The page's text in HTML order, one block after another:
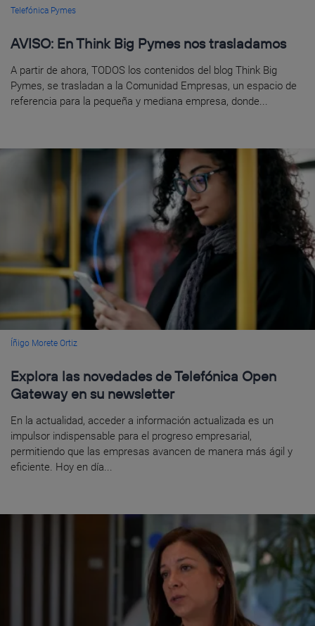
Telefónica Pymes
AVISO: En Think Big Pymes nos trasladamos
A partir de ahora, TODOS los contenidos del blog Think Big
Pymes, se trasladan a la Comunidad Empresas, un espacio de
referencia para la pequeña y mediana empresa, donde...
Íñigo Morete Ortiz
Explora las novedades de Telefónica Open
Gateway en su newsletter
En la actualidad, acceder a información actualizada es un
impulsor indispensable para el progreso empresarial,
permitiendo que las empresas avancen de manera más ágil y
eficiente. Hoy en día...